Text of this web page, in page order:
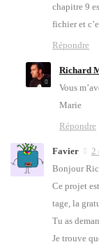
cha­pitre 9
fichier et
Répondre
Richard
Vous
Marie
Répondre
Favier
2
Bon­jour
Ce pro­jet
tage, la
Tu as
Je trouve